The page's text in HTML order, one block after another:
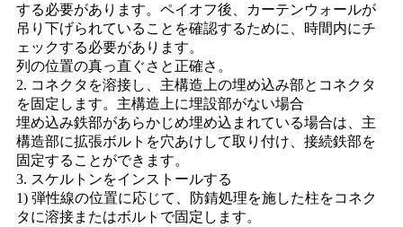
する必要があります。ペイオフ後、カーテンウォールが
吊り下げられていることを確認するために、時間内にチ
ェックする必要があります。
列の位置の真っ直ぐさと正確さ。
2. コネクタを溶接し、主構造上の埋め込み部とコネクタ
を固定します。主構造上に埋設部がない場合
埋め込み鉄部があらかじめ埋め込まれている場合は、主
構造部に拡張ボルトを穴あけして取り付け、接続鉄部を
固定することができます。
3. スケルトンをインストールする
1) 弾性線の位置に応じて、防錆処理を施した柱をコネク
タに溶接またはボルトで固定します。